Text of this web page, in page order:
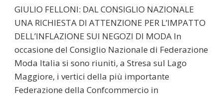
GIULIO FELLONI: DAL CONSIGLIO NAZIONALE
UNA RICHIESTA DI ATTENZIONE PER L’IMPATTO
DELL’INFLAZIONE SUI NEGOZI DI MODA In
occasione del Consiglio Nazionale di Federazione
Moda Italia si sono riuniti, a Stresa sul Lago
Maggiore, i vertici della più importante
Federazione della Confcommercio in